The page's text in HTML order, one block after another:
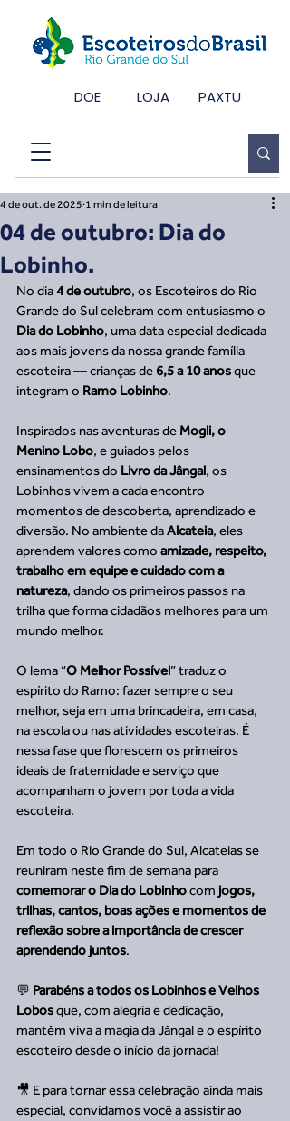
DOE LOJA PAXTU
04 de outubro: Dia do
Lobinho.
4 de out. de 2025 1 min de leitura
No dia 4 de outubro, os Escoteiros do Rio
Grande do Sul celebram com entusiasmo o
Dia do Lobinho, uma data especial dedicada
aos mais jovens da nossa grande família
escoteira — crianças de 6,5 a 10 anos que
integram o Ramo Lobinho.
Inspirados nas aventuras de Mogli, o
Menino Lobo, e guiados pelos
ensinamentos do Livro da Jângal, os
Lobinhos vivem a cada encontro
momentos de descoberta, aprendizado e
diversão. No ambiente da Alcateia, eles
aprendem valores como amizade, respeito,
trabalho em equipe e cuidado com a
natureza, dando os primeiros passos na
trilha que forma cidadãos melhores para um
mundo melhor.
O lema “O Melhor Possível” traduz o
espírito do Ramo: fazer sempre o seu
melhor, seja em uma brincadeira, em casa,
na escola ou nas atividades escoteiras. É
nessa fase que florescem os primeiros
ideais de fraternidade e serviço que
acompanham o jovem por toda a vida
escoteira.
Em todo o Rio Grande do Sul, Alcateias se
reuniram neste fim de semana para
comemorar o Dia do Lobinho com jogos,
trilhas, cantos, boas ações e momentos de
reflexão sobre a importância de crescer
aprendendo juntos.
💬 Parabéns a todos os Lobinhos e Velhos
Lobos que, com alegria e dedicação,
mantêm viva a magia da Jângal e o espírito
escoteiro desde o início da jornada!
🎥 E para tornar essa celebração ainda mais
especial, convidamos você a assistir ao